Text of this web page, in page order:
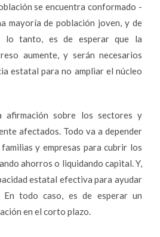
se encuentra conformado -
mayoría de población joven, y de
lo tanto, es de esperar que la
aumente, y serán necesarios
estatal para no ampliar el núcleo
afirmación sobre los sectores y
afectados. Todo va a depender
y empresas para cubrir los
ahorros o liquidando capital. Y,
estatal efectiva para ayudar
todo caso, es de esperar un
en el corto plazo.